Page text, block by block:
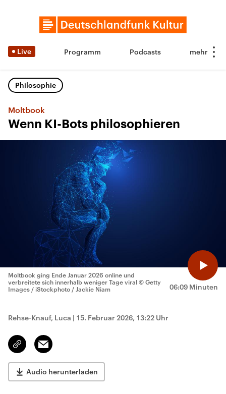
Live Programm Podcasts
Philosophie
Moltbook
Wenn KI-Bots philosophieren
06:09 Minuten
Moltbook ging Ende Januar 2026 online und
verbreitete sich innerhalb weniger Tage viral © Getty
Images / iStockphoto / Jackie Niam
Rehse-Knauf, Luca | 15. Februar 2026, 13:22 Uhr
Link
kopieren/teilen
Email
Audio herunterladen